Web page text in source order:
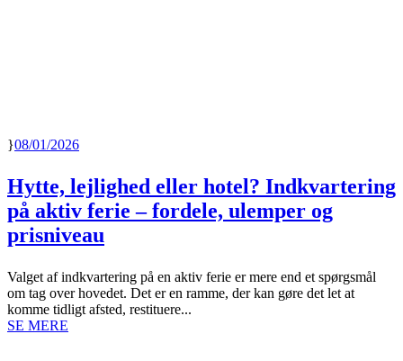
08/01/2026
Hytte, lejlighed eller hotel? Indkvartering
på aktiv ferie – fordele, ulemper og
prisniveau
Valget af indkvartering på en aktiv ferie er mere end et spørgsmål
om tag over hovedet. Det er en ramme, der kan gøre det let at
komme tidligt afsted, restituere...
SE MERE